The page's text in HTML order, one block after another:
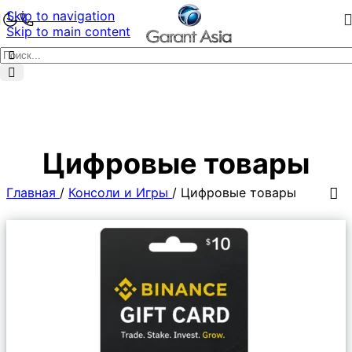
Skip to navigation
Skip to main content
Цифровые товары
Главная / Консоли и Игры / Цифровые товары